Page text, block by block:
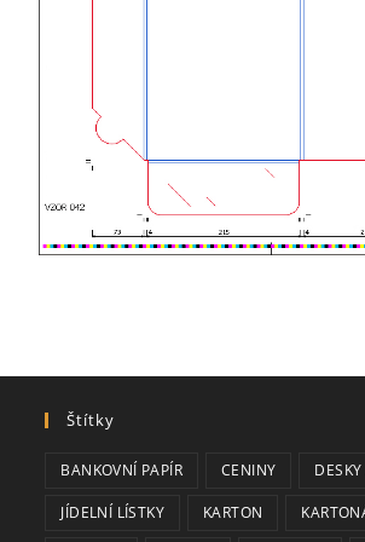
Štítky
BANKOVNÍ PAPÍR CENINY
JÍDELNÍ LÍSTKY KARTON